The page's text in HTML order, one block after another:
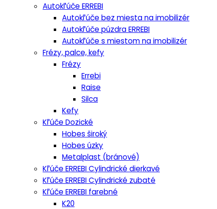
Autokľúče ERREBI
Autokľúče bez miesta na imobilizér
Autokľúče púzdra ERREBI
Autokľúče s miestom na imobilizér
Frézy, palce, kefy
Frézy
Errebi
Raise
Silca
Kefy
Kľúče Dozické
Hobes široký
Hobes úzky
Metalplast (bránové)
Kľúče ERREBI Cylindrické dierkavé
Kľúče ERREBI Cylindrické zubaté
Kľúče ERREBI farebné
K20